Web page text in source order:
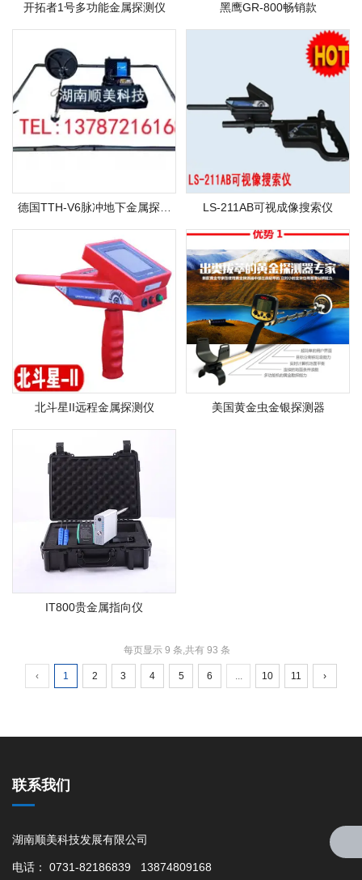
开拓者1号多功能金属探测仪 黑鹰GR-800畅销款
德国TTH-V6脉冲地下金属探测
LS-211AB可视成像搜索仪
北斗星II远程金属探测仪 美国黄金虫金银探测器
IT800贵金属指向仪
每页显示 9 条,共有 93 条
‹ 1 2 3 4 5 6 ... 10 11 ›
联系我们
湖南顺美科技发展有限公司
电话： 0731-82186839 13874809168